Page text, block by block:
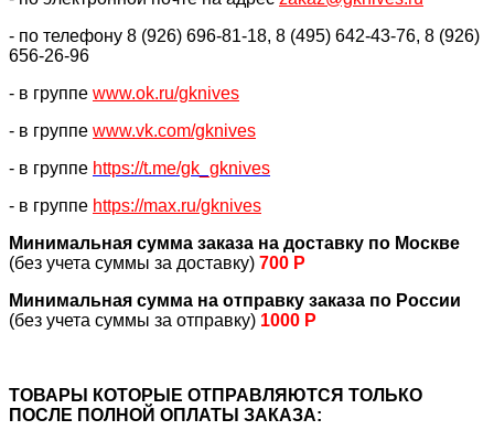
- по телефону 8 (926) 696-81-18, 8 (495) 642-43-76, 8 (926)
656-26-96
- в группе www.ok.ru/gknives
- в группе www.vk.com/gknives
- в группе https://t.me/gk_gknives
- в группе https://max.ru/gknives
Минимальная сумма заказа на доставку по Москве
(без учета суммы за доставку) 700 Р
Минимальная сумма на отправку заказа по России
(без учета суммы за отправку) 1000 Р
ТОВАРЫ КОТОРЫЕ ОТПРАВЛЯЮТСЯ ТОЛЬКО
ПОСЛЕ ПОЛНОЙ ОПЛАТЫ ЗАКАЗА: